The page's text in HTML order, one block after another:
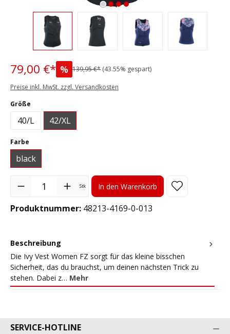
79,00 €* % 139,95 €* (43.55% gespart)
Preise inkl. MwSt. zzgl. Versandkosten
Größe
40/L 42/XL
Farbe
black
Produkt Anzahl: Gib den gewünschten Wert ein oder benutze
Stk In den Warenkorb
Produktnummer: 48213-4169-0-013
Beschreibung
Die Ivy Vest Women FZ sorgt für das kleine bisschen
Sicherheit, das du brauchst, um deinen nächsten Trick zu
stehen. Dabei z… Mehr
SERVICE-HOTLINE